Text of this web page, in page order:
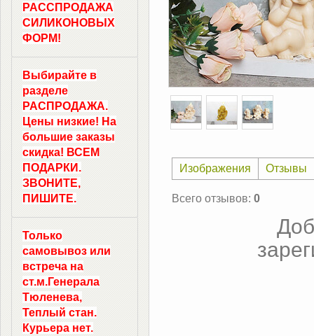
Изображения Отзывы
Всего отзывов: 0
РАССПРОДАЖА
СИЛИКОНОВЫХ
ФОРМ!
Выбирайте в
разделе
РАСПРОДАЖА.
Цены низкие! На
большие заказы
скидка! ВСЕМ
ПОДАРКИ.
ЗВОНИТЕ,
ПИШИТЕ.
Только
самовывоз или
встреча на
ст.м.Генерала
Тюленева,
Теплый стан.
Курьера нет.